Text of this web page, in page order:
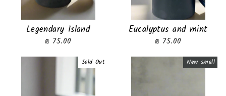
Eucalyptus and mint
75.00 ₪
Legendary Island
75.00 ₪
New smell
Sold Out